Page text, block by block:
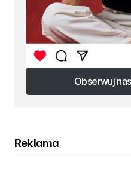
Obserwuj
Obserwuj
Reklama